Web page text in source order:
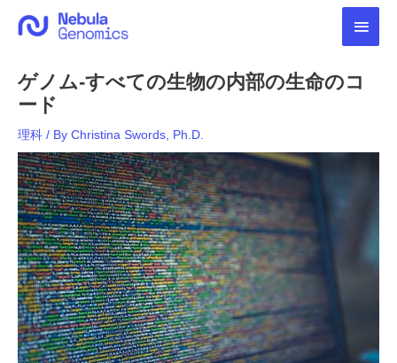
メ
ン
ニ
ゲノム-すべての生物の内部の生命のコ
ード
理科 / By Christina Swords, Ph.D.